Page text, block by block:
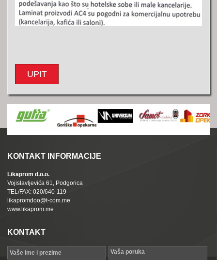
UPIT
KONTAKT INFORMACIJE
Likaprom d.o.o.
Vojislavljevića 61, Podgorica
TEL/FAX: 020/640-119
likapromdoo@t-com.me
www.likaprom.me
KONTAKT